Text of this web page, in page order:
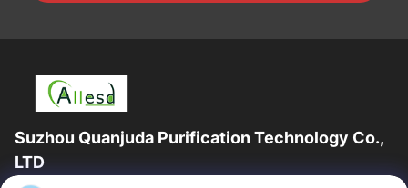
Suzhou Quanjuda Purification Technology Co.,
LTD